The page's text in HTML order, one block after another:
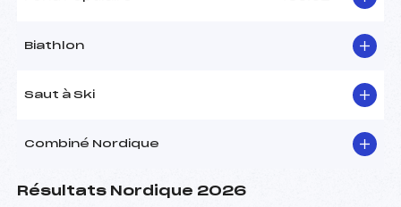
Biathlon
Saut à Ski
Combiné Nordique
Résultats Nordique 2026